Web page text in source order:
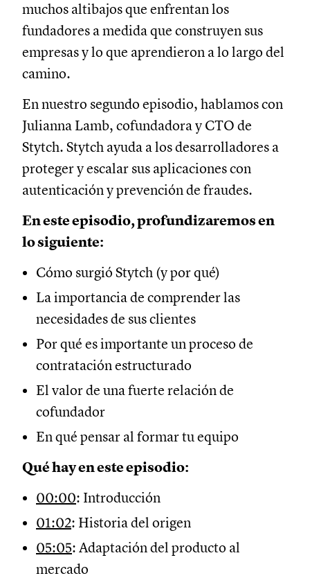
muchos altibajos que enfrentan los
fundadores a medida que construyen sus
empresas y lo que aprendieron a lo largo del
camino.
En nuestro segundo episodio, hablamos con
Julianna Lamb, cofundadora y CTO de
Stytch. Stytch ayuda a los desarrolladores a
proteger y escalar sus aplicaciones con
autenticación y prevención de fraudes.
En este episodio, profundizaremos en
lo siguiente:
Cómo surgió Stytch (y por qué)
La importancia de comprender las
necesidades de sus clientes
Por qué es importante un proceso de
contratación estructurado
El valor de una fuerte relación de
cofundador
En qué pensar al formar tu equipo
Qué hay en este episodio:
00:00: Introducción
01:02: Historia del origen
05:05: Adaptación del producto al
mercado